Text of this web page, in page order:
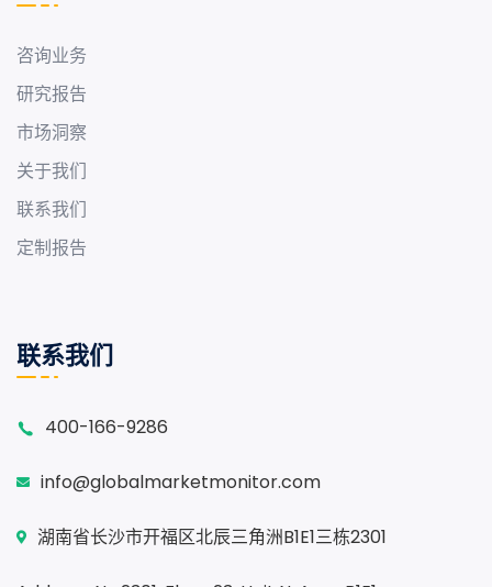
咨询业务
研究报告
市场洞察
关于我们
联系我们
定制报告
联系我们
400-166-9286
info@globalmarketmonitor.com
湖南省长沙市开福区北辰三角洲B1E1三栋2301